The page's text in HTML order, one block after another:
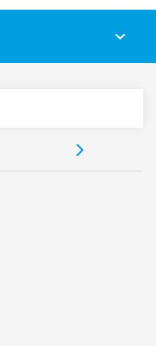
Öffner ≥ 3mm
DC – Ansteuerung
und Kontakten